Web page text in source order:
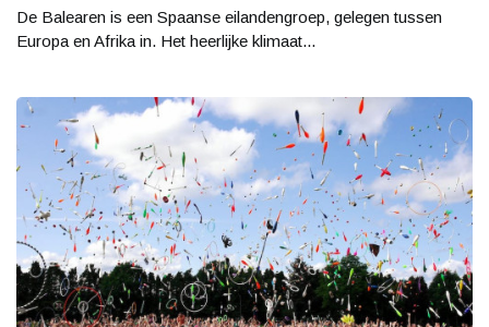
De Balearen is een Spaanse eilandengroep, gelegen tussen
Europa en Afrika in. Het heerlijke klimaat...